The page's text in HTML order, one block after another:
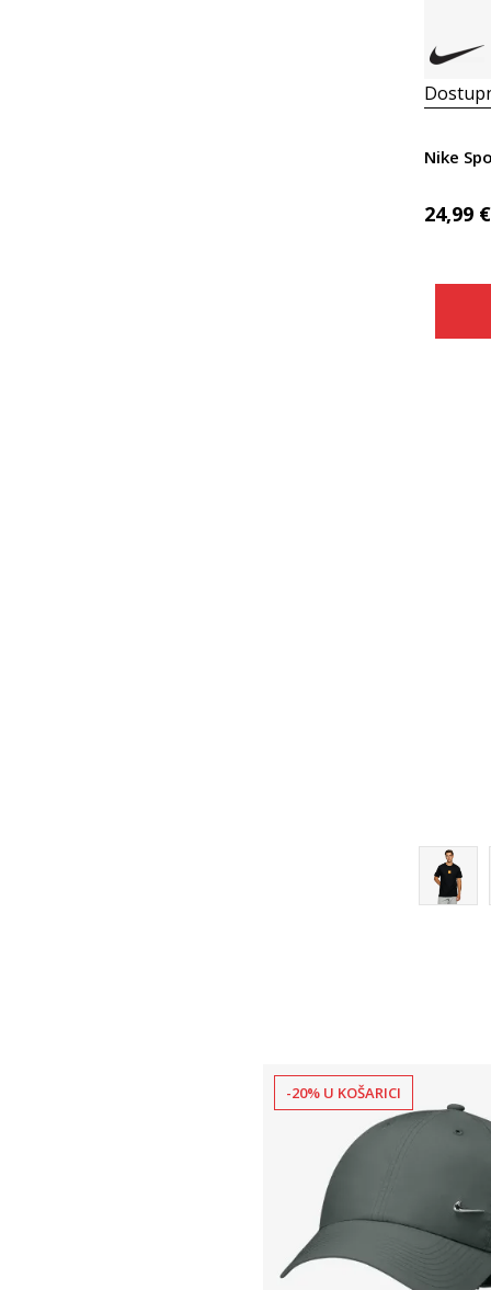
Nike
24,99 €
-20% U KOŠARICI